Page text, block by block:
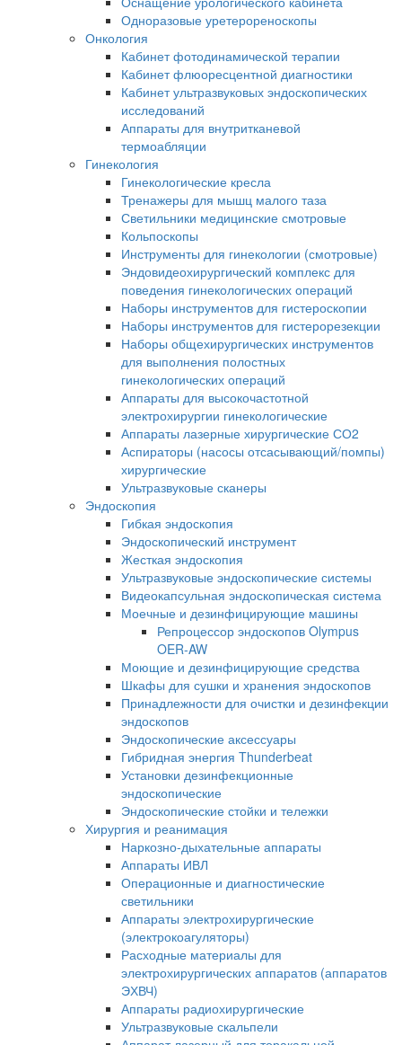
Одноразовые уретерореноскопы
Онкология
Кабинет фотодинамической терапии
Кабинет флюоресцентной диагностики
Кабинет ультразвуковых эндоскопических
исследований
Аппараты для внутритканевой
термоабляции
Гинекология
Гинекологические кресла
Тренажеры для мышц малого таза
Светильники медицинские смотровые
Кольпоскопы
Инструменты для гинекологии (смотровые)
Эндовидеохирургический комплекс для
поведения гинекологических операций
Наборы инструментов для гистероскопии
Наборы инструментов для гистерорезекции
Наборы общехирургических инструментов
для выполнения полостных
гинекологических операций
Аппараты для высокочастотной
электрохирургии гинекологические
Аппараты лазерные хирургические СО2
Аспираторы (насосы отсасывающий/помпы)
хирургические
Ультразвуковые сканеры
Эндоскопия
Гибкая эндоскопия
Эндоскопический инструмент
Жесткая эндоскопия
Ультразвуковые эндоскопические системы
Видеокапсульная эндоскопическая система
Моечные и дезинфицирующие машины
Репроцессор эндоскопов Olympus
OER-AW
Моющие и дезинфицирующие средства
Шкафы для сушки и хранения эндоскопов
Принадлежности для очистки и дезинфекции
эндоскопов
Эндоскопические аксессуары
Гибридная энергия Thunderbeat
Установки дезинфекционные
эндоскопические
Эндоскопические стойки и тележки
Хирургия и реанимация
Наркозно-дыхательные аппараты
Аппараты ИВЛ
Операционные и диагностические
светильники
Аппараты электрохирургические
(электрокоагуляторы)
Расходные материалы для
электрохирургических аппаратов (аппаратов
ЭХВЧ)
Аппараты радиохирургические
Ультразвуковые скальпели